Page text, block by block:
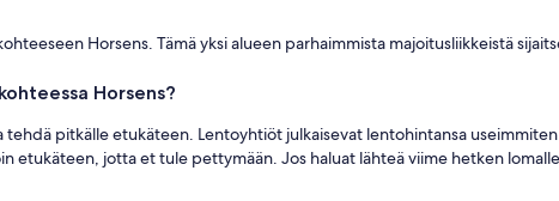
Horsens. Tämä yksi alueen parhaimmista majoitusliikkeistä
Horsens?
pitkälle etukäteen. Lentoyhtiöt julkaisevat lentohintansa
etukäteen, jotta et tule pettymään. Jos haluat lähteä viime hetken